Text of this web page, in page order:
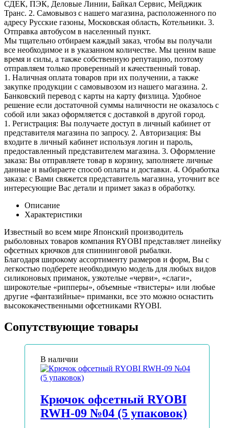
СДЕК, ПЭК, Деловые Линии, Байкал Сервис, Мейджик
Транс. 2. Самовывоз с нашего магазина, расположенного по
адресу Русские газоны, Московская область, Котельники. 3.
Отправка автобусом в населенный пункт.
Мы тщательно отбираем каждый заказ, чтобы вы получали
все необходимое и в указанном количестве. Мы ценим ваше
время и силы, а также собственную репутацию, поэтому
отправляем только проверенный и качественный товар.
1. Наличная оплата товаров при их получении, а также
закупке продукции с самовывозом из нашего магазина. 2.
Банковский перевод с карты на карту физлица. Удобное
решение если достаточной суммы наличности не оказалось с
собой или заказ оформляется с доставкой в другой город.
1. Регистрация: Вы получаете доступ в личный кабинет от
представителя магазина по запросу. 2. Авторизация: Вы
входите в личный кабинет используя логин и пароль,
предоставленный представителем магазина. 3. Оформление
заказа: Вы отправляете товар в корзину, заполняете личные
данные и выбираете способ оплаты и доставки. 4. Обработка
заказа: с Вами свяжется представитель магазина, уточнит все
интересующие Вас детали и примет заказ в обработку.
Описание
Характеристики
Известный во всем мире Японский производитель
рыболовных товаров компания RYOBI представляет линейку
офсетных крючков для спиннинговой рыбалки.
Благодаря широкому ассортименту размеров и форм, Вы с
легкостью подберете необходимую модель для любых видов
силиконовых приманок, узкотелые «черви», «слаги»,
широкотелые «рипперы», объемные «твистеры» или любые
другие «фантазийные» приманки, все это можно оснастить
высококачественными офсетниками RYOBI.
Сопутствующие товары
В наличии
Крючок офсетный RYOBI
RWH-09 №04 (5 упаковок)